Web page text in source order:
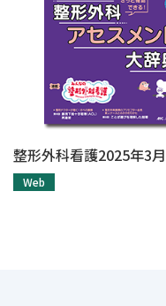
整形外科看護2025年3
Web